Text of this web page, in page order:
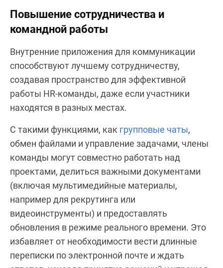
Повышение сотрудничества и
командной работы
Внутренние приложения для коммуникации
способствуют лучшему сотрудничеству,
создавая пространство для эффективной
работы HR-команды, даже если участники
находятся в разных местах.
С такими функциями, как групповые чаты,
обмен файлами и управление задачами, члены
команды могут совместно работать над
проектами, делиться важными документами
(включая мультимедийные материалы,
например для рекрутинга или
видеоинструменты) и предоставлять
обновления в режиме реального времени. Это
избавляет от необходимости вести длинные
переписки по электронной почте и ждать